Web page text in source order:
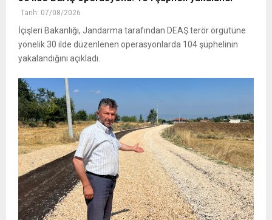
Tarih: 07/08/2026
İçişleri Bakanlığı, Jandarma tarafından DEAŞ terör örgütüne
yönelik 30 ilde düzenlenen operasyonlarda 104 şüphelinin
yakalandığını açıkladı.